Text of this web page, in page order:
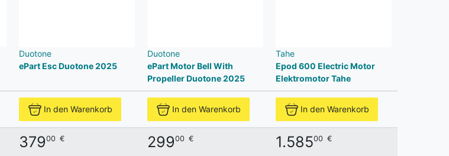
Duotone
ePart Esc Duotone 2025
Duotone
ePart Motor Bell With
Propeller Duotone 2025
Tahe
Epod 600 Electric Motor
Elektromotor Tahe
In den Warenkorb In den Warenkorb In den Warenkorb
37900 € 29900 € 1.58500 €